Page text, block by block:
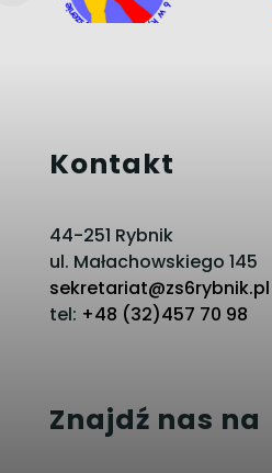
Kontakt
44-251 Rybnik
ul. Małachowskiego 145
sekretariat@zs6rybnik.pl
tel: +48 (32)457 70 98
Znajdź nas na